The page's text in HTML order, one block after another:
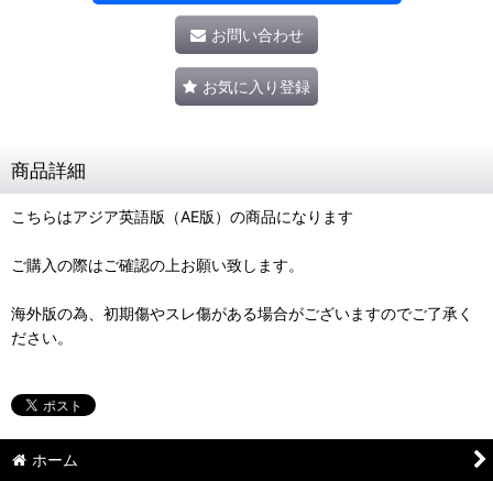
お問い合わせ
お気に入り登録
商品詳細
こちらはアジア英語版（AE版）の商品になります
ご購入の際はご確認の上お願い致します。
海外版の為、初期傷やスレ傷がある場合がございますのでご了承く
ださい。
ホーム